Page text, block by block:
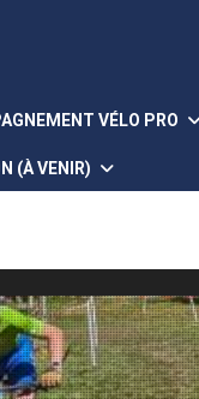
VÉLO PRO
(À VENIR)